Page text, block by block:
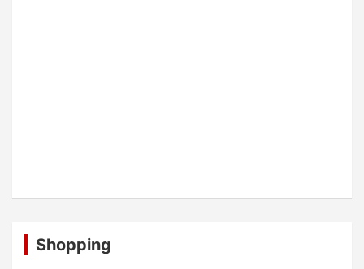
Shopping